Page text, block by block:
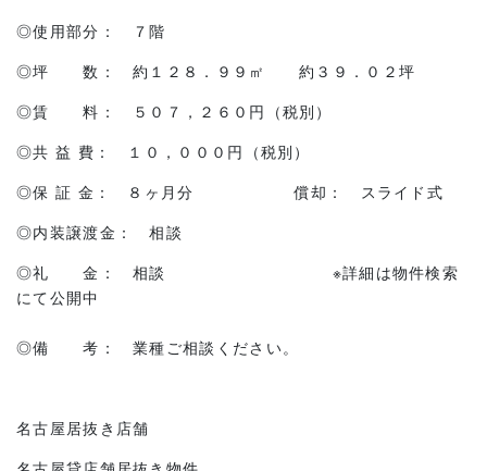
◎使用部分： ７階
◎坪 数： 約１２８．９９㎡ 約３９．０２坪
◎賃 料： ５０７，２６０円（税別）
◎共 益 費： １０，０００円（税別）
◎保 証 金： ８ヶ月分 償却： スライド式
◎内装譲渡金： 相談
◎礼 金： 相談 ※詳細は物件検索
にて公開中
◎備 考： 業種ご相談ください。
名古屋居抜き店舗